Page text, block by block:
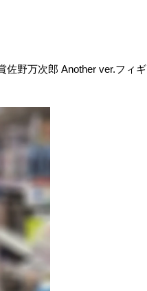
野万次郎 ​Another ​ver.フィギ